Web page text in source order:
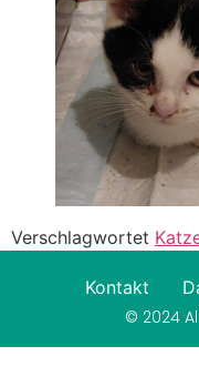
Verschlagwortet
Kontakt
© 2024